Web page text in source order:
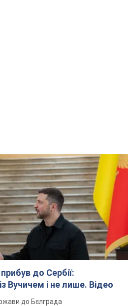
до Сербії:
Вучичем і не лише. Відео
до Бєлграда
у містах України 23-й день
мітинги з
серію щоденних протестів